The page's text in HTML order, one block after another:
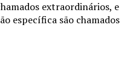
extraordinários, e
específica são chamados